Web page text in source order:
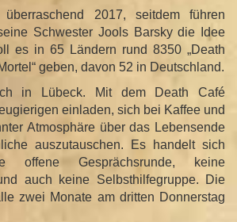
2017, seitdem führen
Schwester Jools Barsky die Idee
es in 65 Ländern rund 8350 „Death
geben, davon 52 in Deutschland.
in Lübeck. Mit dem Death Café
einladen, sich bei Kaffee und
Atmosphäre über das Lebensende
auszutauschen. Es handelt sich
Gesprächsrunde, keine
auch keine Selbsthilfegruppe. Die
zwei Monate am dritten Donnerstag